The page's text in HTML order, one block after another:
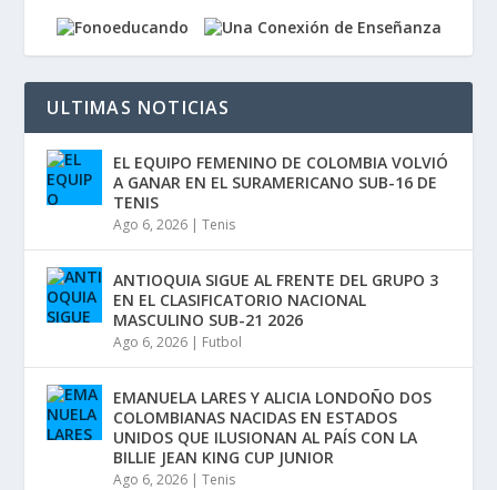
ULTIMAS NOTICIAS
EL EQUIPO FEMENINO DE COLOMBIA VOLVIÓ
A GANAR EN EL SURAMERICANO SUB-16 DE
TENIS
Ago 6, 2026 |Tenis
ANTIOQUIA SIGUE AL FRENTE DEL GRUPO 3
EN EL CLASIFICATORIO NACIONAL
MASCULINO SUB-21 2026
Ago 6, 2026 | Futbol
EMANUELA LARES Y ALICIA LONDOÑO DOS
COLOMBIANAS NACIDAS EN ESTADOS
UNIDOS QUE ILUSIONAN AL PAÍS CON LA
BILLIE JEAN KING CUP JUNIOR
Ago 6, 2026 |Tenis